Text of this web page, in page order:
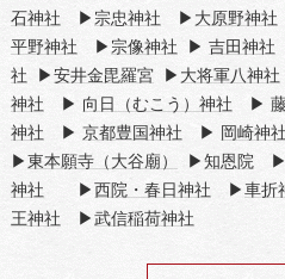
石神社 ▶ 宗忠神社 ▶ 大原野神社
平野神社 ▶ 宗像神社 ▶ 吉田神社
社 ▶ 安井金毘羅宮▶ 大将軍八神社
神社 ▶ 向日（むこう）神社 ▶
神社 ▶ 京都豊国神社 ▶ 岡崎神社
▶ 東本願寺（大谷廟） ▶ 知恩院 ▶
神社 ▶ 西院・春日神社 ▶ 車折
王神社 ▶ 武信稲荷神社